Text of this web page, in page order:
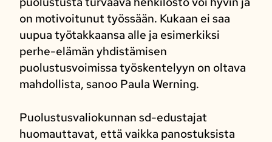
on motivoitunut työssään. Kukaan ei saa
uupua työtakkaansa alle ja esimerkiksi
perhe-elämän yhdistämisen
puolustusvoimissa työskentelyyn on oltava
mahdollista, sanoo Paula Werning.
Puolustusvaliokunnan sd-edustajat
huomauttavat, että vaikka panostuksista